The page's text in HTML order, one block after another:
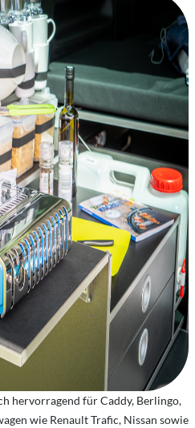
hervorragend für Caddy, Berlingo,
wie Renault Trafic, Nissan sowie